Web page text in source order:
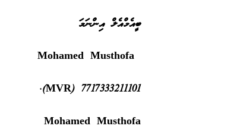
ބީއެމްއެލް އިންނަމަ
7717333211101 (MVR).
Mohamed Musthofa